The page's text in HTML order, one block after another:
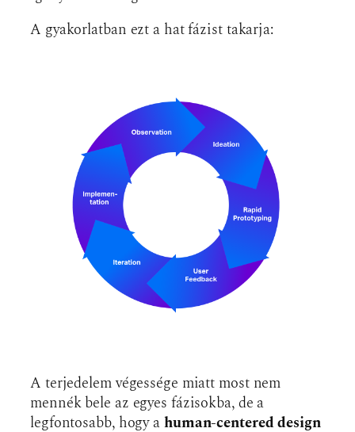
A gyakorlatban ezt a hat fázist takarja:
A terjedelem végessége miatt most nem
mennék bele az egyes fázisokba, de a
legfontosabb, hogy ahuman-centered design